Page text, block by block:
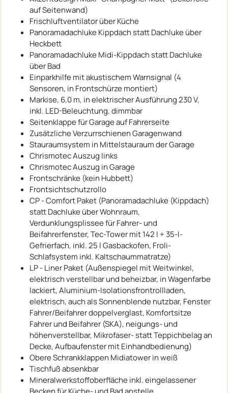
auf Seitenwand)
Frischluftventilator über Küche
Panoramadachluke Kippdach statt Dachluke über
Heckbett
Panoramadachluke Midi-Kippdach statt Dachluke
über Bad
Einparkhilfe mit akustischem Warnsignal (4
Sensoren, in Frontschürze montiert)
Markise, 6,0 m, in elektrischer Ausführung 230 V,
inkl. LED-Beleuchtung, dimmbar
Seitenklappe für Garage auf Fahrerseite
Zusätzliche Verzurrschienen Garagenwand
Stauraumsystem in Mittelstauraum der Garage
Chrismotec Auszug links
Chrismotec Auszug in Garage
Frontschränke (kein Hubbett)
Frontsichtschutzrollo
CP - Comfort Paket (Panoramadachluke (Kippdach)
statt Dachluke über Wohnraum,
Verdunklungsplissee für Fahrer- und
Beifahrerfenster, Tec-Tower mit 142 l + 35-l-
Gefrierfach, inkl. 25 l Gasbackofen, Froli-
Schlafsystem inkl. Kaltschaummatratze)
LP - Liner Paket (Außenspiegel mit Weitwinkel,
elektrisch verstellbar und beheizbar, in Wagenfarbe
lackiert, Aluminium-Isolationsfrontrollladen,
elektrisch, auch als Sonnenblende nutzbar, Fenster
Fahrer/Beifahrer doppelverglast, Komfortsitze
Fahrer und Beifahrer (SKA), neigungs- und
höhenverstellbar, Mikrofaser- statt Teppichbelag an
Decke, Aufbaufenster mit Einhandbedienung)
Obere Schrankklappen Midiatower in weiß
Tischfuß absenkbar
Mineralwerkstoffoberfläche inkl. eingelassener